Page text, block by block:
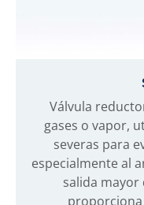
Válvula
gases o vapor,
severas para
especialmente al
salida mayor